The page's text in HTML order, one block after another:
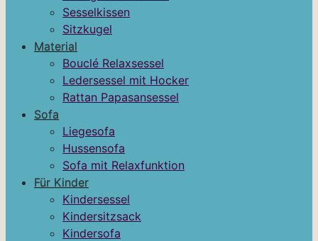
Sesselkissen
Sitzkugel
Material
Bouclé Relaxsessel
Ledersessel mit Hocker
Rattan Papasansessel
Sofa
Liegesofa
Hussensofa
Sofa mit Relaxfunktion
Für Kinder
Kindersessel
Kindersitzsack
Kindersofa